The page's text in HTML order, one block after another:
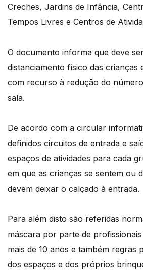
Creches, Jardins de Infância,
Tempos Livres e Centros de
O documento informa que deve
distanciamento físico das crianças
com recurso à redução do
sala.
De acordo com a circular
definidos circuitos de entrada e
espaços de atividades para cada
em que as crianças se sentem ou
devem deixar o calçado à entrada.
Para além disto são referidas
máscara por parte de
mais de 10 anos e também regras
dos espaços e dos próprios